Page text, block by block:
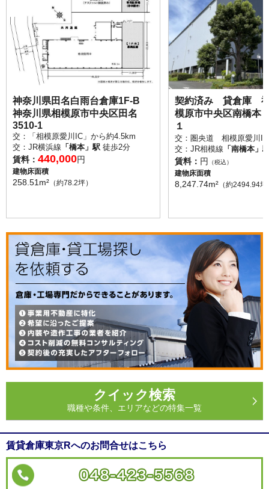
神奈川県田名白雨台倉庫1F-B
神奈川県相模原市中央区田名
3510-1
交：「相模原愛川IC」から約4.5km
交：JR横浜線 「橋本」駅 徒歩2分
賃料： 440,000円
建物床面積
258.51m² （約78.2坪）
契約済み 貸倉庫
模原市中央区南橋本
１
交：圏央道 相模原愛川IC
交：JR相模線 「南橋本」
賃料： 円 （税込）
建物床面積
8,247.74m² （約2494.94
クイック検索
職種や条件、エリアなどの特集一覧
賃貸倉庫東京Rへのお問合せはこちら